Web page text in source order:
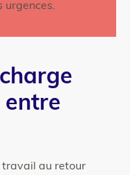
urgences.
entre
travail au retour